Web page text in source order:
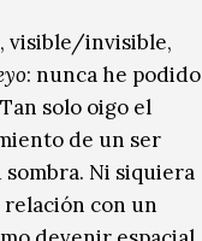
visible/invisible,
: nunca he podido
solo oigo el
de un ser
Ni siquiera
relación con un